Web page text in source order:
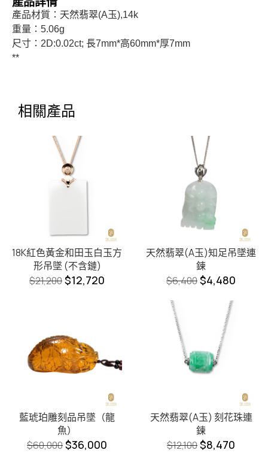
產品材質：天然翡翠(A玉),14k
重量：5.06g
尺寸：2D:0.02ct; 長7mm*高60mm*厚7mm
**
相關產品
18K紅色黃金和田玉白玉方
形吊墜 (不含鏈)
$21,200$12,720
天然翡翠(A玉)知足吊墜連
鍊
$6,400$4,480
藍琥珀雕刻品吊墜（龍
魚）
$60,000$36,000
天然翡翠(A玉) 刻花珠連
鍊
$12,100$8,470